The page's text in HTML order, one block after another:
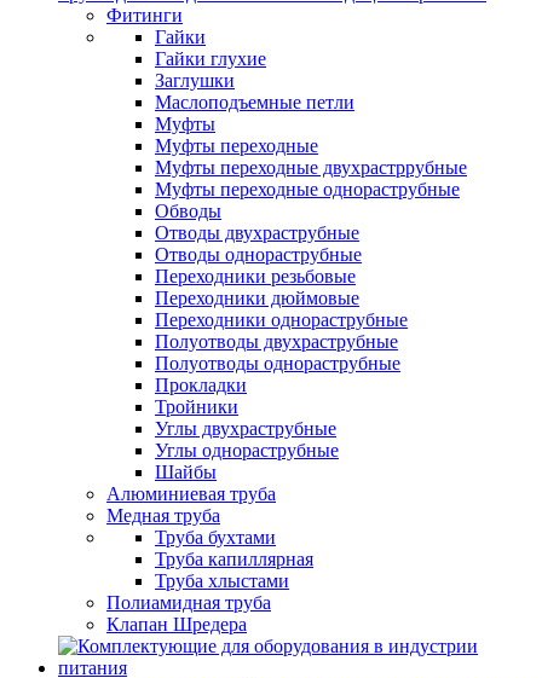
Фитинги
Гайки
Гайки глухие
Заглушки
Маслоподъемные петли
Муфты
Муфты переходные
Муфты переходные двухрастррубные
Муфты переходные однораструбные
Обводы
Отводы двухраструбные
Отводы однораструбные
Переходники резьбовые
Переходники дюймовые
Переходники однораструбные
Полуотводы двухраструбные
Полуотводы однораструбные
Прокладки
Тройники
Углы двухраструбные
Углы однораструбные
Шайбы
Алюминиевая труба
Медная труба
Труба бухтами
Труба капиллярная
Труба хлыстами
Полиамидная труба
Клапан Шредера